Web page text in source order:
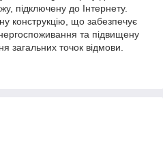
підключену до Інтернету.
конструкцію, що забезпечує
та підвищену
загальних точок відмови.